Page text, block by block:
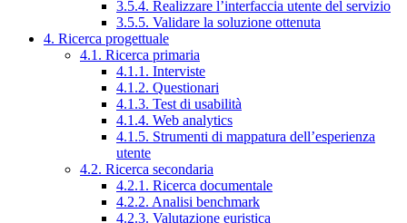
3.5.4. Realizzare l’interfaccia utente del servizio
3.5.5. Validare la soluzione ottenuta
4. Ricerca progettuale
4.1. Ricerca primaria
4.1.1. Interviste
4.1.2. Questionari
4.1.3. Test di usabilità
4.1.4. Web analytics
4.1.5. Strumenti di mappatura dell’esperienza
utente
4.2. Ricerca secondaria
4.2.1. Ricerca documentale
4.2.2. Analisi benchmark
4.2.3. Valutazione euristica